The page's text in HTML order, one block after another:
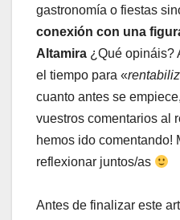
gastronomía o fiestas
conexión con una
Altamira ¿Qué opináis?
el tiempo para «
cuanto antes se
vuestros comentarios al
hemos ido comentando!
reflexionar juntos/as
Antes de finalizar este